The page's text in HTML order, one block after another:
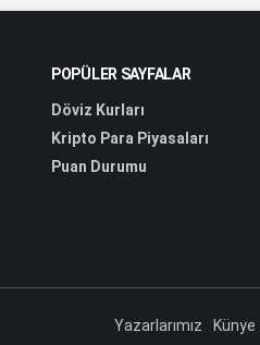
POPÜLER SAYFALAR
Döviz Kurları
Kripto Para Piyasaları
Puan Durumu
Yazarlarımız Künye